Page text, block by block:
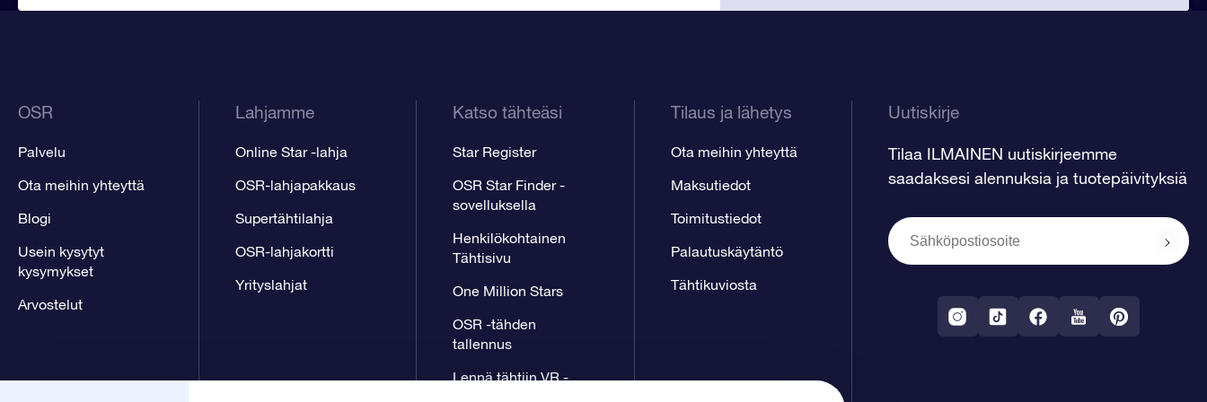
OSR
Palvelu
Ota meihin yhteyttä
Blogi
Usein kysytyt
kysymykset
Arvostelut
Lahjamme
Online Star -lahja
OSR-lahjapakkaus
Supertähtilahja
OSR-lahjakortti
Yrityslahjat
Katso tähteäsi
Star Register
OSR Star Finder -
sovelluksella
Henkilökohtainen
Tähtisivu
One Million Stars
OSR -tähden
tallennus
Lennä tähtiin VR -
Tilaus ja lähetys
Ota meihin yhteyttä
Maksutiedot
Toimitustiedot
Palautuskäytäntö
Tähtikuviosta
Uutiskirje
Tilaa ILMAINEN uutiskirjeemme
saadaksesi alennuksia ja tuotepäivityksiä